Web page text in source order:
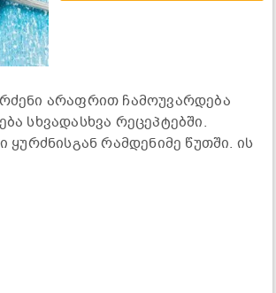
არაფრით ჩამოუვარდება
სხვადასხვა რეცეპტებში.
რამდენიმე წუთში. ის